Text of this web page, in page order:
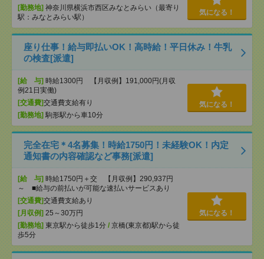
[勤務地] 神奈川県横浜市西区みなとみらい（最寄り
駅：みなとみらい駅）
気になる！
座り仕事！給与即払いOK！高時給！平日休み！牛乳
の検査[派遣]
[給 与] 時給1300円 【月収例】191,000円(月収
例21日実働)
[交通費]交通費支給有り
[勤務地] 駒形駅から車10分
気になる！
完全在宅＊4名募集！時給1750円！未経験OK！内定
通知書の内容確認など事務[派遣]
[給 与] 時給1750円＋交 【月収例】290,937円
～ ■給与の前払いが可能な速払いサービスあり
[交通費]交通費支給あり
[月収例] 25～30万円
[勤務地] 東京駅から徒歩1分 / 京橋(東京都)駅から徒
歩5分
気になる！